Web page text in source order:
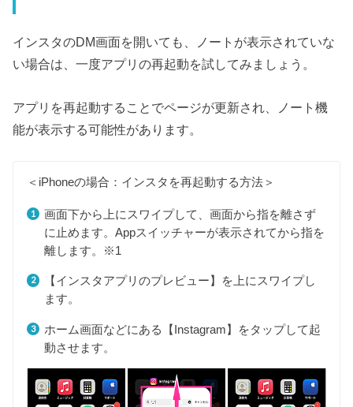
インスタのDM画面を開いても、ノートが表示されていな
い場合は、一度アプリの再起動を試してみましょう。
アプリを再起動することでページが更新され、ノート機
能が表示する可能性があります。
＜iPhoneの場合：インスタを再起動する方法＞
画面下から上にスワイプして、画面から指を離さず
に止めます。Appスイッチャーが表示されてから指を
離します。※1
【インスタアプリのプレビュー】を上にスワイプし
ます。
ホーム画面などにある【Instagram】をタップして起
動させます。